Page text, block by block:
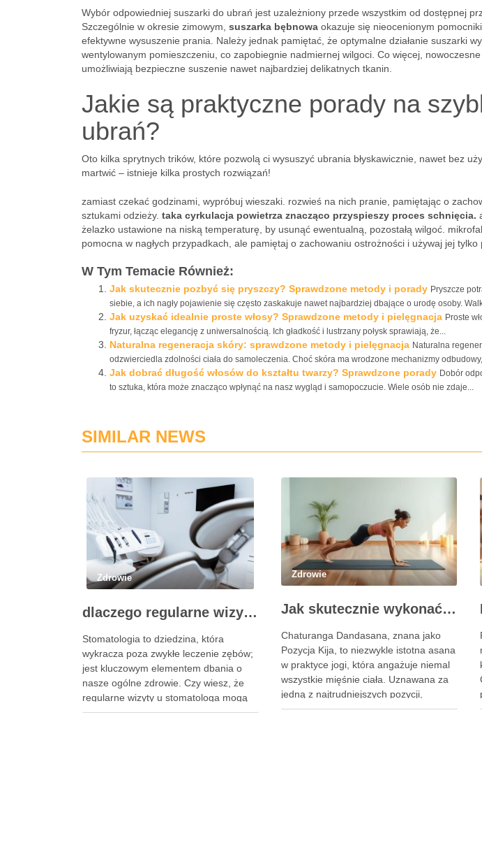
Wybór odpowiedniej suszarki do ubrań jest uzależniony przede wszystkim od dostępnej
Szczególnie w okresie zimowym, suszarka bębnowa okazuje się nieocenionym
efektywne wysuszenie prania. Należy jednak pamiętać, że optymalne działanie suszarki
wentylowanym pomieszczeniu, co zapobiegnie nadmiernej wilgoci. Co więcej,
umożliwiają bezpieczne suszenie nawet najbardziej delikatnych tkanin.
Jakie są praktyczne porady na
ubrań?
Oto kilka sprytnych trików, które pozwolą ci wysuszyć ubrania błyskawicznie, nawet bez
martwić – istnieje kilka prostych rozwiązań!
zamiast czekać godzinami, wypróbuj wieszaki. rozwieś na nich pranie, pamiętając o
sztukami odzieży. taka cyrkulacja powietrza znacząco przyspieszy proces schnięcia.
żelazko ustawione na niską temperaturę, by usunąć ewentualną, pozostałą wilgoć.
pomocna w nagłych przypadkach, ale pamiętaj o zachowaniu ostrożności i używaj jej
W Tym Temacie Również:
Jak skutecznie pozbyć się pryszczy? Sprawdzone metody i porady Pryszcze
siebie, a ich nagły pojawienie się często zaskakuje nawet najbardziej dbające o urodę osoby.
Jak uzyskać idealnie proste włosy? Sprawdzone metody i pielęgnacja Proste
fryzur, łącząc elegancję z uniwersalnością. Ich gładkość i lustrzany połysk sprawiają, że...
Naturalna regeneracja skóry: sprawdzone metody i pielęgnacja Naturalna
odzwierciedla zdolności ciała do samoleczenia. Choć skóra ma wrodzone mechanizmy
Jak dobrać długość włosów do kształtu twarzy? Sprawdzone porady Dobór
to sztuka, która może znacząco wpłynąć na nasz wygląd i samopoczucie. Wiele osób nie zdaje...
SIMILAR NEWS
Zdrowie
dlaczego regularne wizyty u stomatologa są kluczowe dla zdrowia jamy ustnej?
Stomatologia to dziedzina, która
wykracza poza zwykłe leczenie zębów;
jest kluczowym elementem dbania o
nasze ogólne zdrowie. Czy wiesz, że
regularne wizyty u stomatologa mogą
uratować nie tylko twoje zęby, ale
Zdrowie
Jak skutecznie wykonać pozycję Kija w jodze? Przewodnik krok po kroku
Chaturanga Dandasana, znana jako
Pozycja Kija, to niezwykle istotna asana
w praktyce jogi, która angażuje niemal
wszystkie mięśnie ciała. Uznawana za
jedną z najtrudniejszych pozycji,
stanowi wyzwanie zwłaszcza dla